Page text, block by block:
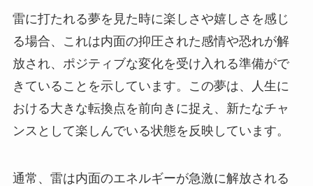
雷に打たれる夢を見た時に楽しさや嬉しさを感じ
る場合、これは内面の抑圧された感情や恐れが解
放され、ポジティブな変化を受け入れる準備がで
きていることを示しています。この夢は、人生に
おける大きな転換点を前向きに捉え、新たなチャ
ンスとして楽しんでいる状態を反映しています。
通常、雷は内面のエネルギーが急激に解放される